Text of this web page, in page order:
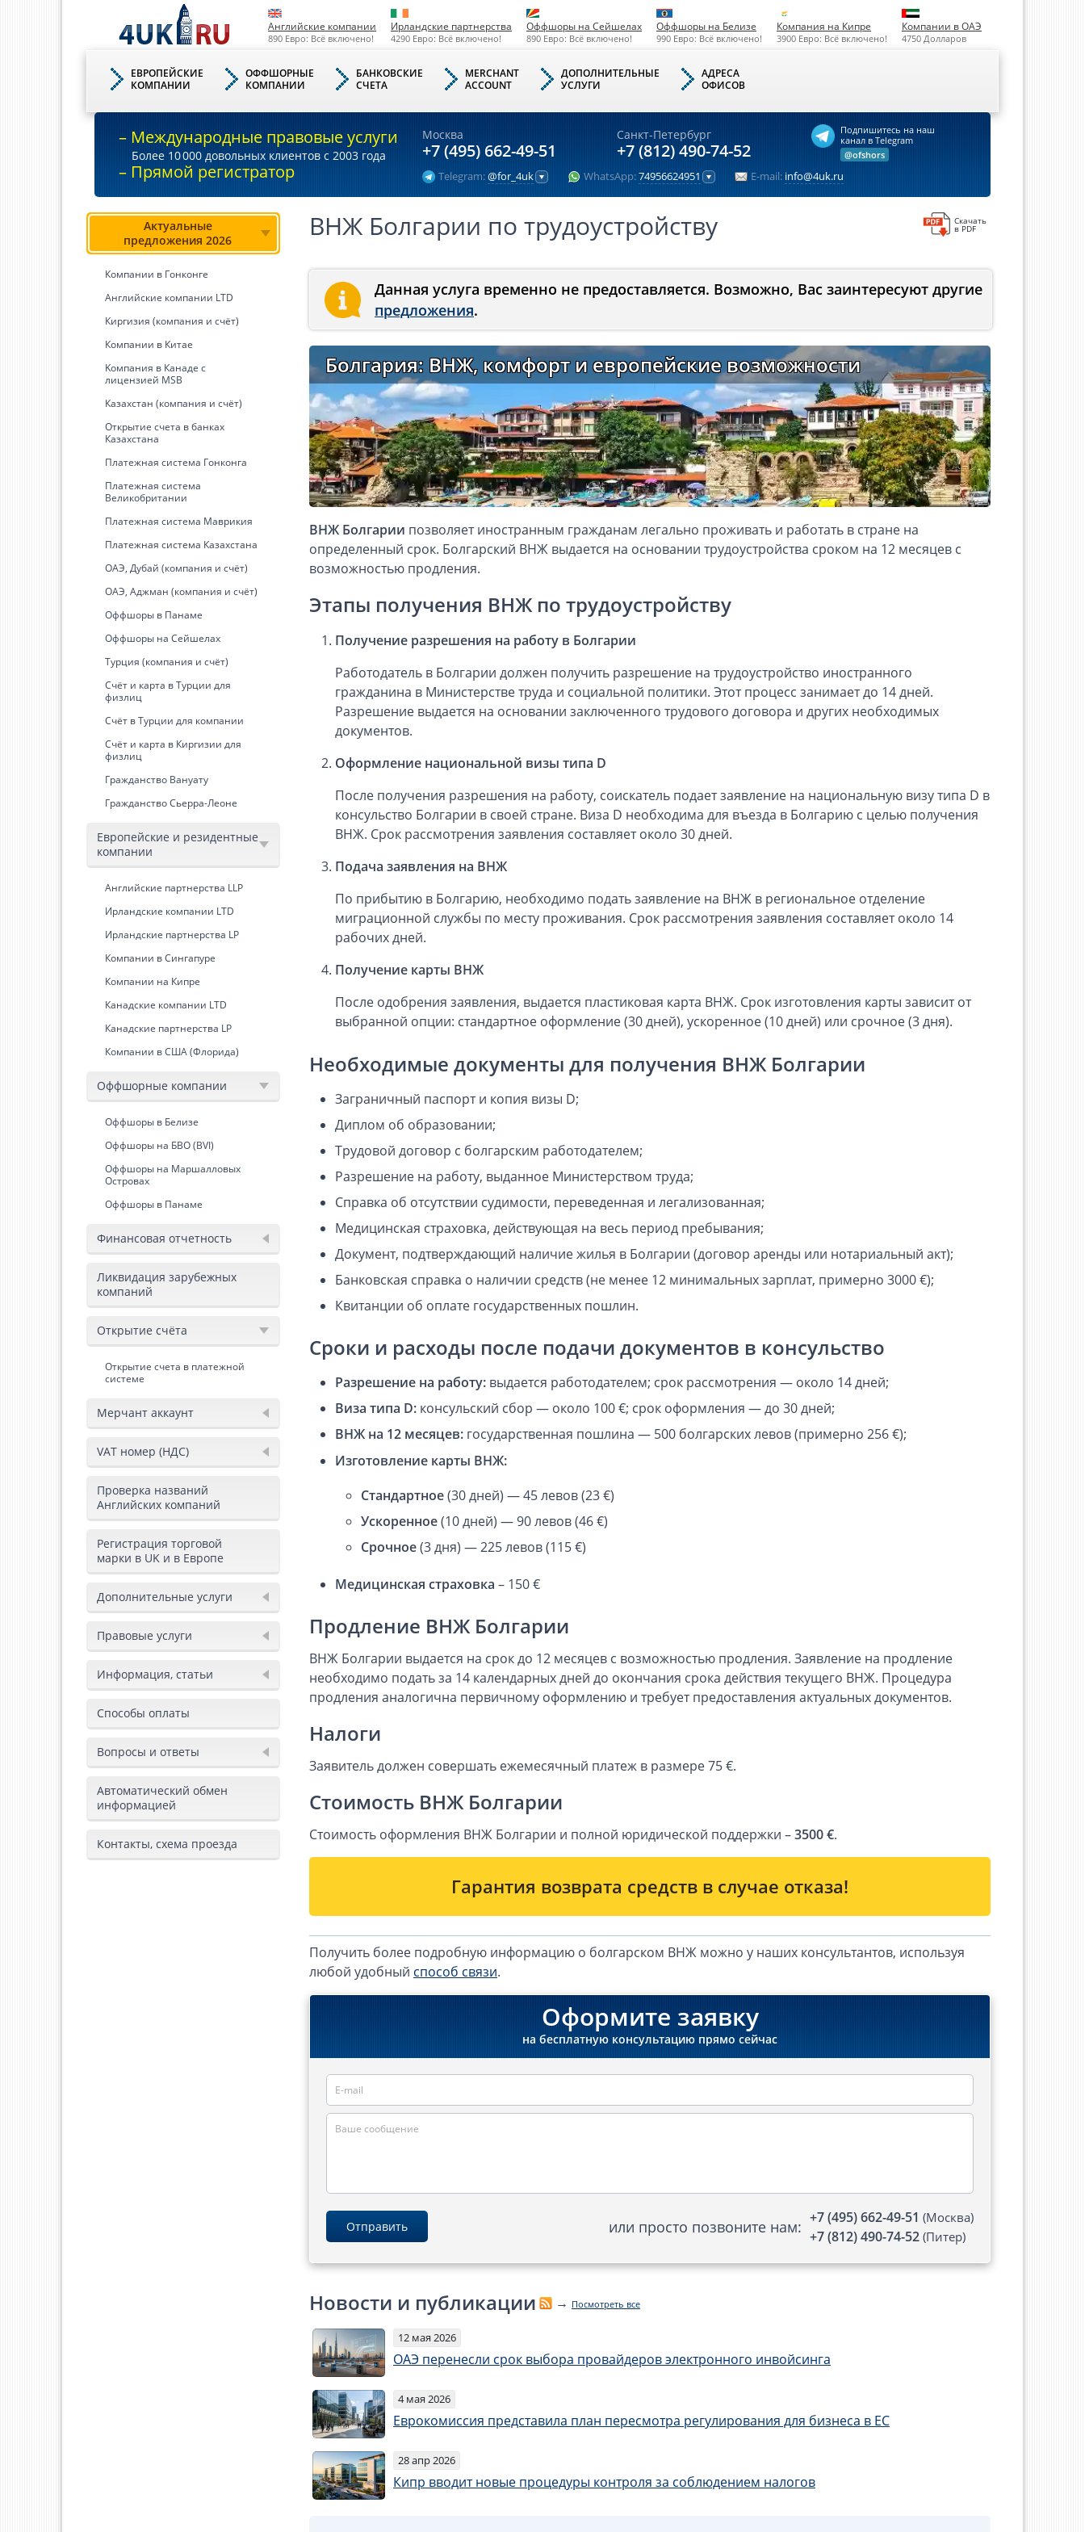
Английские компании
890 Евро: Всё включено!
Ирландские партнерства
4290 Евро: Всё включено!
Оффшоры на Сейшелах
890 Евро: Всё включено!
Оффшоры на Белизе
990 Евро: Всё включено!
Компания на Кипре
3900 Евро: Всё включено!
Компании в ОАЭ
4750 Долларов
ЕВРОПЕЙСКИЕ
КОМПАНИИ
ОФФШОРНЫЕ
КОМПАНИИ
БАНКОВСКИЕ
СЧЕТА
MERCHANT
ACCOUNT
ДОПОЛНИТЕЛЬНЫЕ
УСЛУГИ
АДРЕСА
ОФИСОВ
– Международные правовые услуги
Более 10000 довольных клиентов с 2003 года
– Прямой регистратор
Москва
+7 (495) 662-49-51
Санкт-Петербург
+7 (812) 490-74-52
Подпишитесь на наш
канал в Telegram
@ofshors
Telegram:@for_4uk WhatsApp:74956624951 E-mail: info@4uk.ru
Актуальные
предложения 2026
Компании в Гонконге
Английские компании LTD
Киргизия (компания и счёт)
Компании в Китае
Kомпания в Канаде с
лицензией MSB
Казахстан (компания и счёт)
Открытие счета в банках
Казахстана
Платежная система Гонконга
Платежная система
Великобритании
Платежная система Маврикия
Платежная система Казахстана
ОАЭ, Дубай (компания и счёт)
ОАЭ, Аджман (компания и счёт)
Оффшоры в Панаме
Оффшоры на Сейшелах
Турция (компания и счёт)
Счёт и карта в Турции для
физлиц
Cчёт в Турции для компании
Счёт и карта в Киргизии для
физлиц
Гражданство Вануату
Гражданство Сьерра-Леоне
Европейские и резидентные
компании
Английские партнерства LLP
Ирландские компании LTD
Ирландские партнерства LP
Компании в Сингапуре
Компании на Кипре
Канадские компании LTD
Канадские партнерства LP
Компании в США (Флорида)
Оффшорные компании
Оффшоры в Белизе
Оффшоры на БВО (BVI)
Оффшоры на Маршалловых
Островах
Оффшоры в Панаме
Финансовая отчетность
Ликвидация зарубежных
компаний
Открытие счёта
Открытие счета в платежной
системе
Мерчант аккаунт
VAT номер (НДС)
Проверка названий
Английских компаний
Регистрация торговой
марки в UK и в Европе
Дополнительные услуги
Правовые услуги
Информация, статьи
Способы оплаты
Вопросы и ответы
Автоматический обмен
информацией
Контакты, схема проезда
ВНЖ Болгарии по трудоустройству Скачать
в PDF
Данная услуга временно не предоставляется. Возможно, Вас заинтересуют другие
предложения.
Болгария: ВНЖ, комфорт и европейские возможности
ВНЖ Болгарии позволяет иностранным гражданам легально проживать и работать в стране на
определенный срок. Болгарский ВНЖ выдается на основании трудоустройства сроком на 12 месяцев с
возможностью продления.
Этапы получения ВНЖ по трудоустройству
Получение разрешения на работу в Болгарии
Работодатель в Болгарии должен получить разрешение на трудоустройство иностранного
гражданина в Министерстве труда и социальной политики. Этот процесс занимает до 14 дней.
Разрешение выдается на основании заключенного трудового договора и других необходимых
документов.
Оформление национальной визы типа D
После получения разрешения на работу, соискатель подает заявление на национальную визу типа D в
консульство Болгарии в своей стране. Виза D необходима для въезда в Болгарию с целью получения
ВНЖ. Срок рассмотрения заявления составляет около 30 дней.
Подача заявления на ВНЖ
По прибытию в Болгарию, необходимо подать заявление на ВНЖ в региональное отделение
миграционной службы по месту проживания. Срок рассмотрения заявления составляет около 14
рабочих дней.
Получение карты ВНЖ
После одобрения заявления, выдается пластиковая карта ВНЖ. Срок изготовления карты зависит от
выбранной опции: стандартное оформление (30 дней), ускоренное (10 дней) или срочное (3 дня).
Необходимые документы для получения ВНЖ Болгарии
Заграничный паспорт и копия визы D​;
Диплом об образовании;
Трудовой договор с болгарским работодателем​;
Разрешение на работу, выданное Министерством труда​;
Справка об отсутствии судимости, переведенная и легализованная​;
Медицинская страховка, действующая на весь период пребывания​;
Документ, подтверждающий наличие жилья в Болгарии (договор аренды или нотариальный акт)​;
Банковская справка о наличии средств (не менее 12 минимальных зарплат, примерно 3000 €)​;
Квитанции об оплате государственных пошлин.
Сроки и расходы после подачи документов в консульство
Разрешение на работу: выдается работодателем; срок рассмотрения — около 14 дней;
Виза типа D: консульский сбор — около 100 €; срок оформления — до 30 дней;
ВНЖ на 12 месяцев: государственная пошлина — 500 болгарских левов (примерно 256 €);
Изготовление карты ВНЖ:
Стандартное(30 дней) — 45 левов (23 €)
Ускоренное(10 дней) — 90 левов (46 €)
Срочное(3 дня) — 225 левов (115 €)
Медицинская страховка – 150 €
Продление ВНЖ Болгарии
ВНЖ Болгарии выдается на срок до 12 месяцев с возможностью продления. Заявление на продление
необходимо подать за 14 календарных дней до окончания срока действия текущего ВНЖ. Процедура
продления аналогична первичному оформлению и требует предоставления актуальных документов.
Налоги
Заявитель должен совершать ежемесячный платеж в размере 75 €.
Стоимость ВНЖ Болгарии
Стоимость оформления ВНЖ Болгарии и полной юридической поддержки –3500 €.
Гарантия возврата средств в случае отказа!
Получить более подробную информацию о болгарском ВНЖ можно у наших консультантов, используя
любой удобный способ связи.
Оформите заявку
на бесплатную консультацию прямо сейчас
Отправить или просто позвоните нам: +7 (495) 662-49-51 (Москва)
+7 (812) 490-74-52 (Питер)
Новости и публикации → Посмотреть все
12 мая 2026
ОАЭ перенесли срок выбора провайдеров электронного инвойсинга
4 мая 2026
Еврокомиссия представила план пересмотра регулирования для бизнеса в ЕС
28 апр 2026
Кипр вводит новые процедуры контроля за соблюдением налогов